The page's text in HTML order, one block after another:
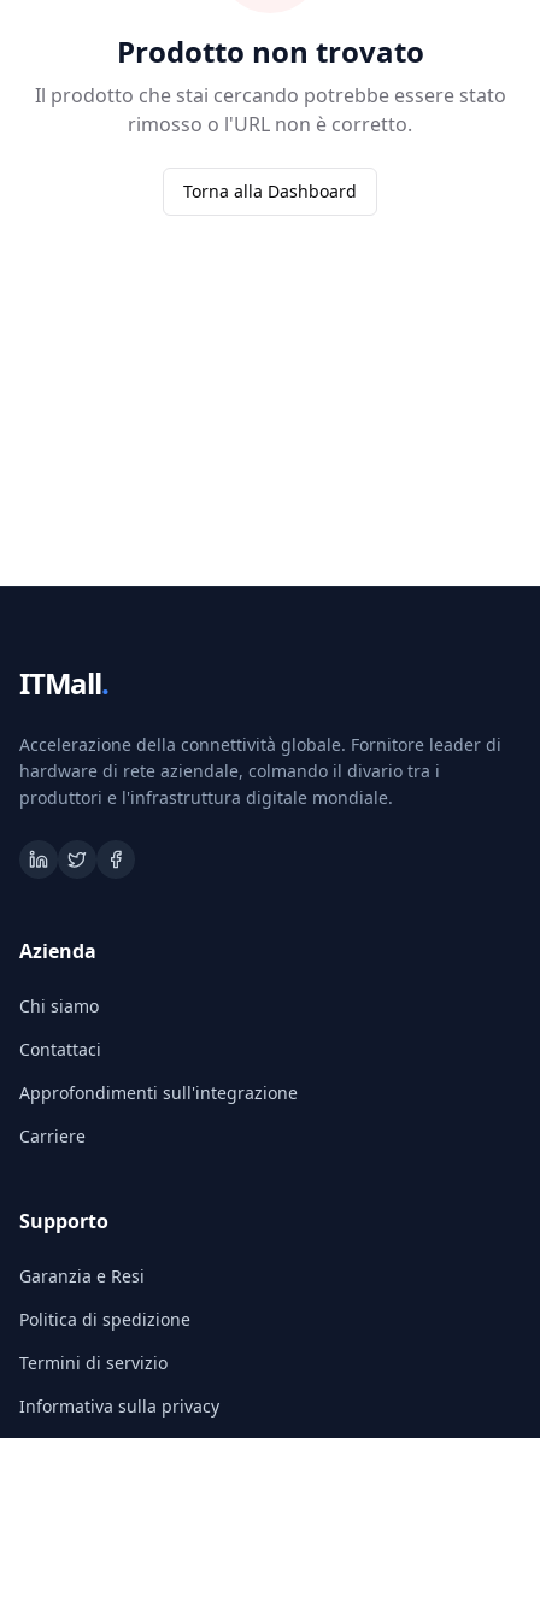
Prodotto non trovato
Il prodotto che stai cercando potrebbe essere stato
rimosso o l'URL non è corretto.
Torna alla Dashboard
ITMall.
Accelerazione della connettività globale. Fornitore leader di
hardware di rete aziendale, colmando il divario tra i
produttori e l'infrastruttura digitale mondiale.
Azienda
Chi siamo
Contattaci
Approfondimenti sull'integrazione
Carriere
Supporto
Garanzia e Resi
Politica di spedizione
Termini di servizio
Informativa sulla privacy